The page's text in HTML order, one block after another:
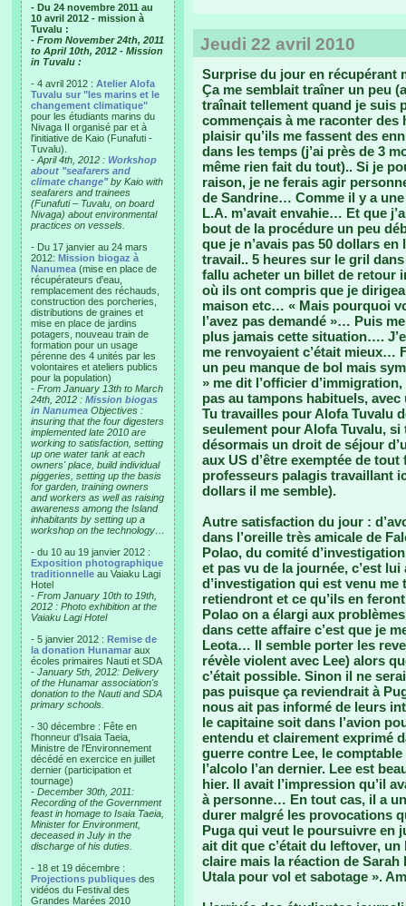
- Du 24 novembre 2011 au
10 avril 2012 - mission à
Tuvalu :
- From November 24th, 2011
to April 10th, 2012 - Mission
in Tuvalu :
- 4 avril 2012 : Atelier Alofa
Tuvalu sur "les marins et le
changement climatique"
pour les étudiants marins du
Nivaga II organisé par et à
l'initiative de Kaio (Funafuti -
Tuvalu).
- April 4th, 2012 : Workshop
about "seafarers and
climate change"by Kaio with
seafarers and trainees
(Funafuti – Tuvalu, on board
Nivaga) about environmental
practices on vessels.
- Du 17 janvier au 24 mars
2012: Mission biogaz à
Nanumea (mise en place de
récupérateurs d'eau,
remplacement des réchauds,
construction des porcheries,
distributions de graines et
mise en place de jardins
potagers, nouveau train de
formation pour un usage
pérenne des 4 unités par les
volontaires et ateliers publics
pour la population)
- From January 13th to March
24th, 2012 : Mission biogas
in Nanumea Objectives :
insuring that the four digesters
implemented late 2010 are
working to satisfaction, setting
up one water tank at each
owners' place, build individual
piggeries, setting up the basis
for garden, training owners
and workers as well as raising
awareness among the Island
inhabitants by setting up a
workshop on the technology…
- du 10 au 19 janvier 2012 :
Exposition photographique
traditionnelle au Vaiaku Lagi
Hotel
- From January 10th to 19th,
2012 : Photo exhibition at the
Vaiaku Lagi Hotel
- 5 janvier 2012 : Remise de
la donation Hunamar aux
écoles primaires Nauti et SDA
- January 5th, 2012: Delivery
of the Hunamar association's
donation to the Nauti and SDA
primary schools.
- 30 décembre : Fête en
l'honneur d'Isaia Taeia,
Ministre de l'Environnement
décédé en exercice en juillet
dernier (participation et
tournage)
- December 30th, 2011:
Recording of the Government
feast in homage to Isaia Taeia,
Minister for Environment,
deceased in July in the
discharge of his duties.
- 18 et 19 décembre :
Projections publiques des
vidéos du Festival des
Grandes Marées 2010
Jeudi 22 avril 2010
Surprise du jour en récupérant
Ça me semblait traîner un peu
traînait tellement quand je suis
commençais à me raconter
plaisir qu’ils me fassent des
dans les temps (j’ai près de 3
même rien fait du tout).. Si je
raison, je ne ferais agir
de Sandrine… Comme il y a
L.A. m’avait envahie… Et que
bout de la procédure un peu
que je n’avais pas 50 dollars
travail.. 5 heures sur le gril
fallu acheter un billet de retour
où ils ont compris que je
maison etc… « Mais pourquoi
l’avez pas demandé »… Puis
plus jamais cette situation….
me renvoyaient c’était mieux…
un peu manque de bol mais
» me dit l’officier
pas au tampons habituels,
Tu travailles pour Alofa Tuvalu
seulement pour Alofa Tuvalu,
désormais un droit de séjour
aux US d’être exemptée de
professeurs palagis travaillant
dollars il me semble).
Autre satisfaction du jour :
dans l’oreille très amicale de
Polao, du comité
et pas vu de la journée, c’est
d’investigation qui est venu me
retiendront et ce qu’ils en
Polao on a élargi aux
dans cette affaire c’est que je
Leota… Il semble porter les
révèle violent avec Lee) alors
c’était possible. Sinon il ne
pas puisque ça reviendrait à
nous ait pas informé de leurs
le capitaine soit dans l’avion
entendu et clairement exprimé
guerre contre Lee, le
l’alcolo l’an dernier. Lee est
hier. Il avait l’impression qu’il
à personne… En tout cas, il a
durer malgré les provocations
Puga qui veut le poursuivre en
ait dit que c’était du leftover,
claire mais la réaction de Sarah
Utala pour vol et sabotage ».